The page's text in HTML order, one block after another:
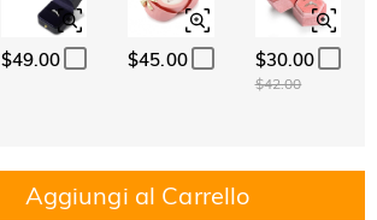
$49.00 $45.00 $30.00
$42.00
Aggiungi al Carrello